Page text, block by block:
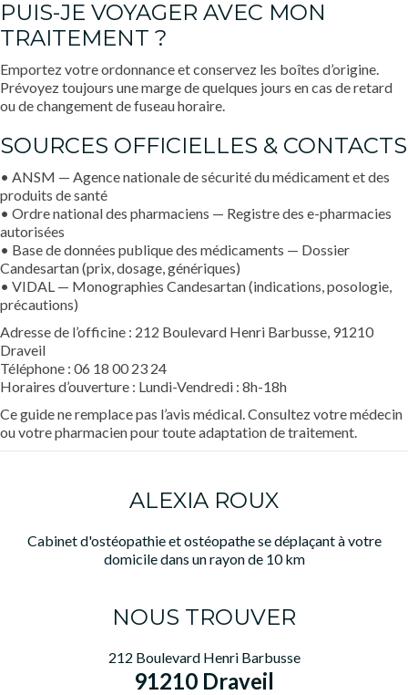
PUIS-JE VOYAGER AVEC MON
TRAITEMENT ?
Emportez votre ordonnance et conservez les boîtes d’origine.
Prévoyez toujours une marge de quelques jours en cas de retard
ou de changement de fuseau horaire.
SOURCES OFFICIELLES & CONTACTS
• ANSM — Agence nationale de sécurité du médicament et des
produits de santé
• Ordre national des pharmaciens — Registre des e-pharmacies
autorisées
• Base de données publique des médicaments — Dossier
Candesartan (prix, dosage, génériques)
• VIDAL — Monographies Candesartan (indications, posologie,
précautions)
Adresse de l’officine : 212 Boulevard Henri Barbusse, 91210
Draveil
Téléphone : 06 18 00 23 24
Horaires d’ouverture : Lundi-Vendredi : 8h-18h
Ce guide ne remplace pas l’avis médical. Consultez votre médecin
ou votre pharmacien pour toute adaptation de traitement.
ALEXIA ROUX
Cabinet d'ostéopathie et ostéopathe se déplaçant à votre
domicile dans un rayon de 10 km
NOUS TROUVER
212 Boulevard Henri Barbusse
91210 Draveil